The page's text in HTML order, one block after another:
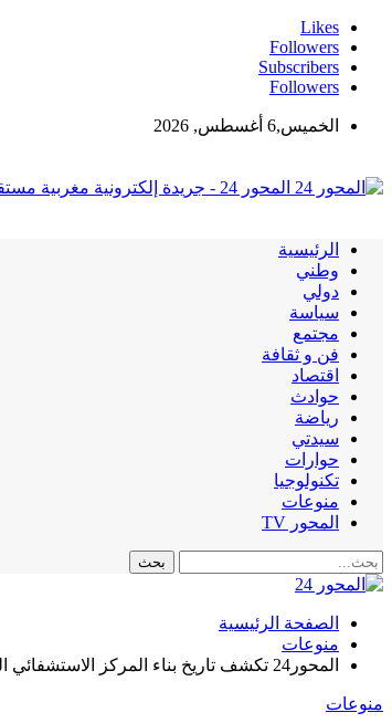
Likes
Followers
Subscribers
Followers
الخميس,6 أغسطس, 2026
المحور 24 - جريدة إلكترونية مغربية مستقلة
الرئيسية
وطني
دولي
سياسة
مجتمع
فن و ثقافة
اقتصاد
حوادث
رياضة
سيدتي
حوارات
تكنولوجيا
منوعات
المحور TV
الصفحة الرئيسية
منوعات
المحور24 تكشف تاريخ بناء المركز الاستشفائي الجهوي لتامنصورت…
منوعات